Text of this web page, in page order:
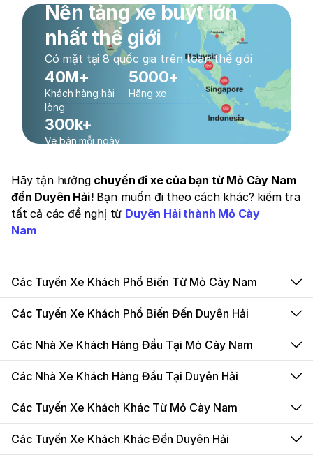
Nền tảng xe buýt lớn
nhất thế giới
Có mặt tại 8 quốc gia trên toàn thế giới
40M+
Khách hàng hài
lòng
5000+
Hãng xe
300k+
Vé bán mỗi ngày
Hãy tận hưởng chuyến đi xe của bạn từ Mỏ Cày Nam
đến Duyên Hải! Bạn muốn đi theo cách khác? kiểm tra
tất cả các đề nghị từ Duyên Hải thành Mỏ Cày
Nam
Các Tuyến Xe Khách Phổ Biến Từ Mỏ Cày Nam
Các Tuyến Xe Khách Phổ Biến Đến Duyên Hải
Các Nhà Xe Khách Hàng Đầu Tại Mỏ Cày Nam
Các Nhà Xe Khách Hàng Đầu Tại Duyên Hải
Các Tuyến Xe Khách Khác Từ Mỏ Cày Nam
Các Tuyến Xe Khách Khác Đến Duyên Hải